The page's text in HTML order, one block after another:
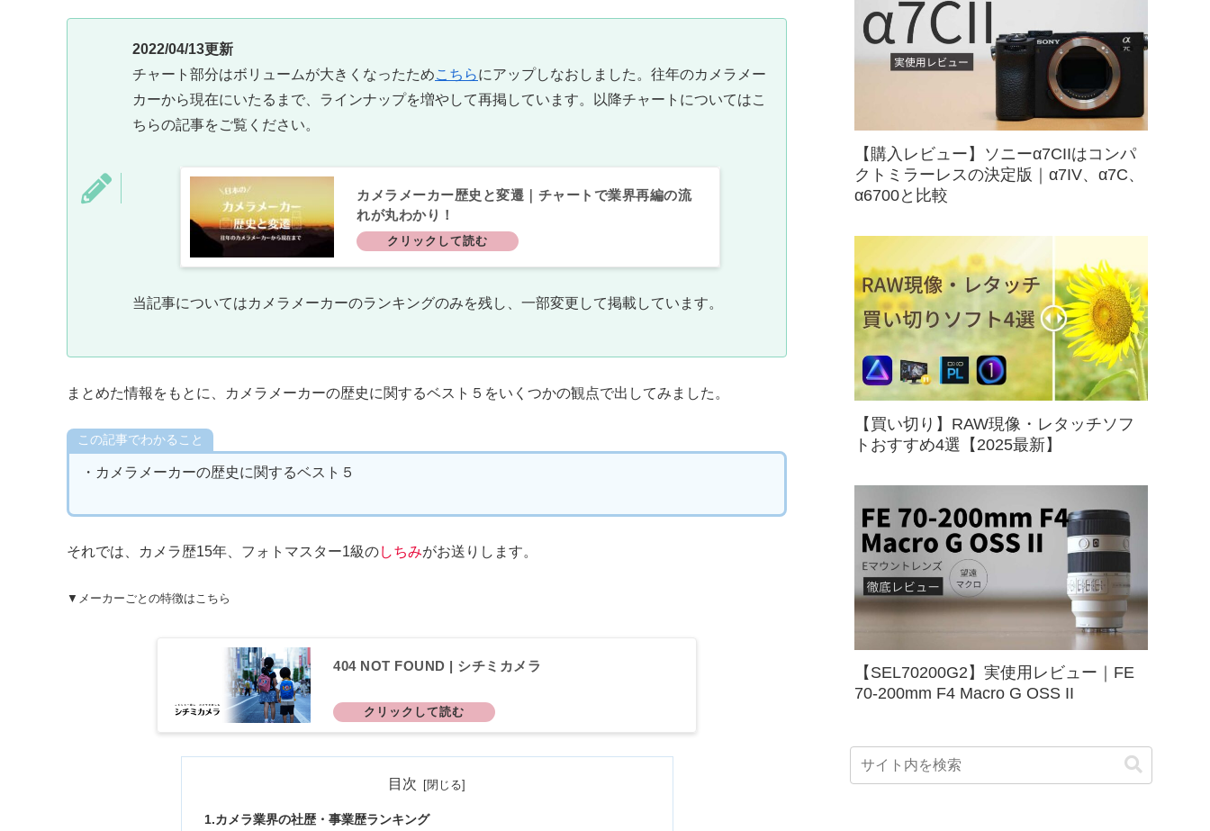
2022/04/13更新
チャート部分はボリュームが大きくなったためこちらにアップしなおしました。往年のカメラメー
カーから現在にいたるまで、ラインナップを増やして再掲しています。以降チャートについてはこ
ちらの記事をご覧ください。
カメラメーカー歴史と変遷｜チャートで業界再編の流
れが丸わかり！
当記事についてはカメラメーカーのランキングのみを残し、一部変更して掲載しています。
まとめた情報をもとに、カメラメーカーの歴史に関するベスト５をいくつかの観点で出してみました。
この記事でわかること
・カメラメーカーの歴史に関するベスト５
それでは、カメラ歴15年、フォトマスター1級のしちみがお送りします。
▼メーカーごとの特徴はこちら
404 NOT FOUND | シチミカメラ
目次
1.カメラ業界の社歴・事業歴ランキング
【購入レビュー】ソニーα7CIIはコンパ
クトミラーレスの決定版｜α7IV、α7C、
α6700と比較
【買い切り】RAW現像・レタッチソフ
トおすすめ4選【2025最新】
【SEL70200G2】実使用レビュー｜FE
70-200mm F4 Macro G OSS II